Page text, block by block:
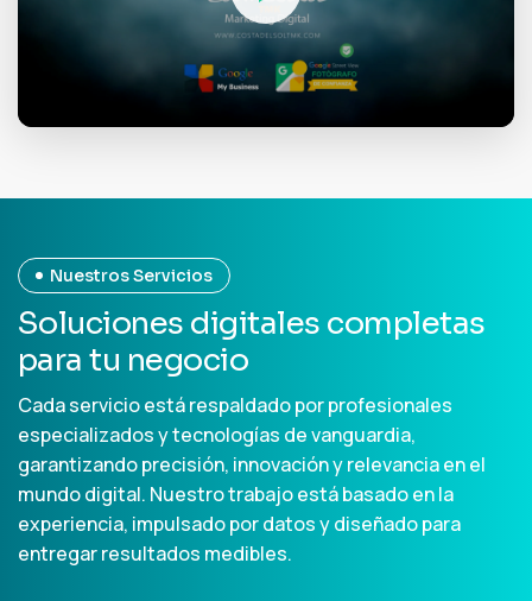
Nuestros Servicios
Soluciones digitales completas
para tu negocio
Cada servicio está respaldado por profesionales
especializados y tecnologías de vanguardia,
garantizando precisión, innovación y relevancia en el
mundo digital. Nuestro trabajo está basado en la
experiencia, impulsado por datos y diseñado para
entregar resultados medibles.